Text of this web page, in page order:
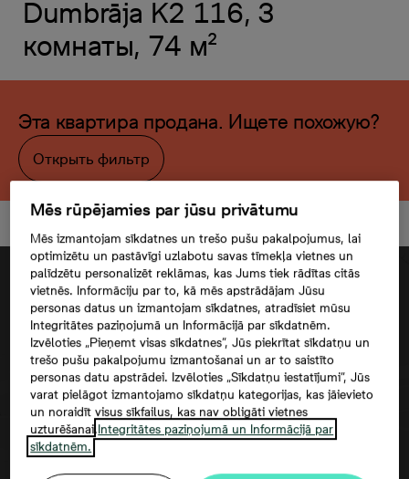
Dumbrāja K2 116, 3
комнаты, 74 м²
Эта квартира продана. Ищете похожую?
Открыть фильтр
Согласие третьего лица
Mēs rūpējamies par jūsu privātumu
Mēs izmantojam sīkdatnes un trešo pušu pakalpojumus, lai
optimizētu un pastāvīgi uzlabotu savas tīmekļa vietnes un
palīdzētu personalizēt reklāmas, kas Jums tiek rādītas citās
vietnēs. Informāciju par to, kā mēs apstrādājam Jūsu
personas datus un izmantojam sīkdatnes, atradīsiet mūsu
Integritātes paziņojumā un Informācijā par sīkdatnēm.
Izvēloties „Pieņemt visas sīkdatnes”, Jūs piekrītat sīkdatņu un
trešo pušu pakalpojumu izmantošanai un ar to saistīto
personas datu apstrādei. Izvēloties „Sīkdatņu iestatījumi”, Jūs
varat pielāgot izmantojamo sīkdatņu kategorijas, kas jāievieto
un noraidīt visus sīkfailus, kas nav obligāti vietnes
uzturēšanai.Integritātes paziņojumā un Informācijā par
sīkdatnēm.